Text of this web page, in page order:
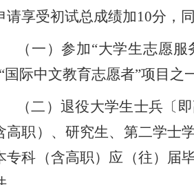
请享受初试总成绩加10分，
（一）参加“大学生志愿服
国际中文教育志愿者”项目之
（二）退役大学生士兵〔
高职）、研究生、第二学
专科（含高职）应（往）届